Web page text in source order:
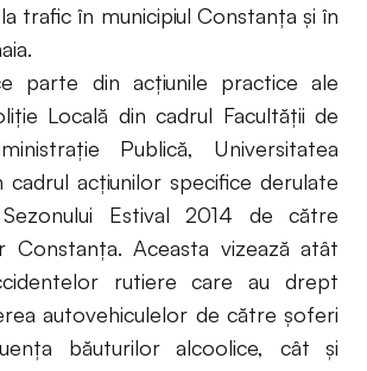
trafic în municipiul Constanța și în
parte din acțiunile practice ale
Locală din cadrul Facultății de
Publică, Universitatea
cadrul acțiunilor specifice derulate
Estival 2014 de către
Constanța. Aceasta vizează atât
rutiere care au drept
autovehiculelor de către șoferi
băuturilor alcoolice, cât și